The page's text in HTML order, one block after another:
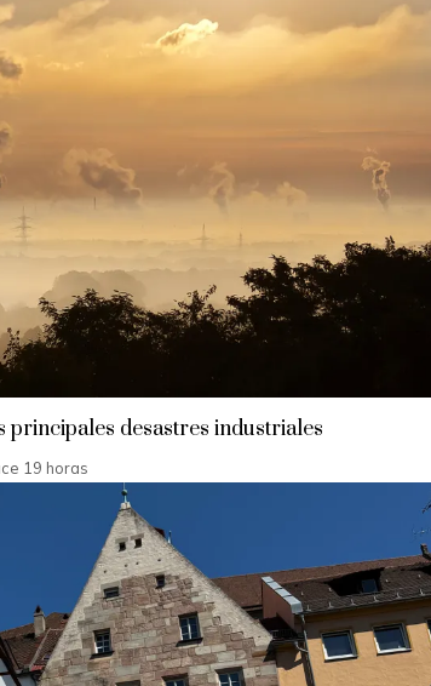
principales desastres industriales
19 horas